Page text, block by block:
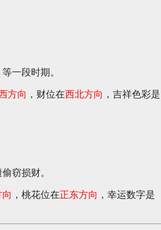
一段时期。
方向 ，财位在西北方向 ，吉祥色彩是
窃损财。
，桃花位在正东方向 ，幸运数字是